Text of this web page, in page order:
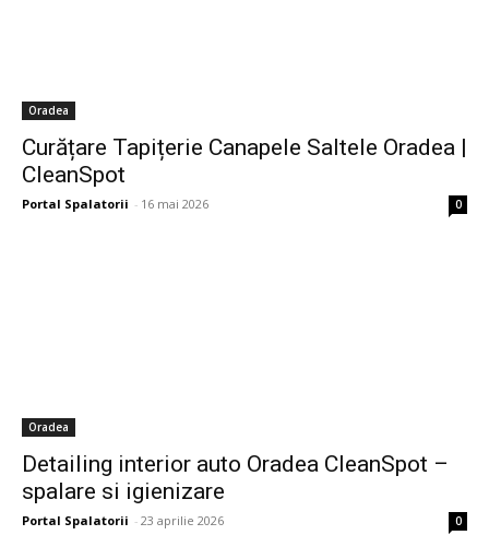
Oradea
Curățare Tapițerie Canapele Saltele Oradea |
CleanSpot
Portal Spalatorii - 16 mai 2026 0
Oradea
Detailing interior auto Oradea CleanSpot –
spalare si igienizare
Portal Spalatorii - 23 aprilie 2026 0